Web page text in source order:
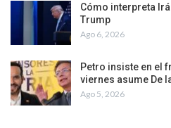
Cómo interpreta
Trump
Ago 6, 2026
Petro insiste en el
viernes asume De
Ago 5, 2026